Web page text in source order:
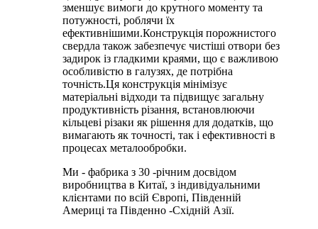
зменшує вимоги до крутного моменту та
потужності, роблячи їх
ефективнішими.Конструкція порожнистого
свердла також забезпечує чистіші отвори без
задирок із гладкими краями, що є важливою
особливістю в галузях, де потрібна
точність.Ця конструкція мінімізує
матеріальні відходи та підвищує загальну
продуктивність різання, встановлюючи
кільцеві різаки як рішення для додатків, що
вимагають як точності, так і ефективності в
процесах металообробки.
Ми - фабрика з 30 -річним досвідом
виробництва в Китаї, з індивідуальними
клієнтами по всій Європі, Південній
Америці та Південно -Східній Азії.